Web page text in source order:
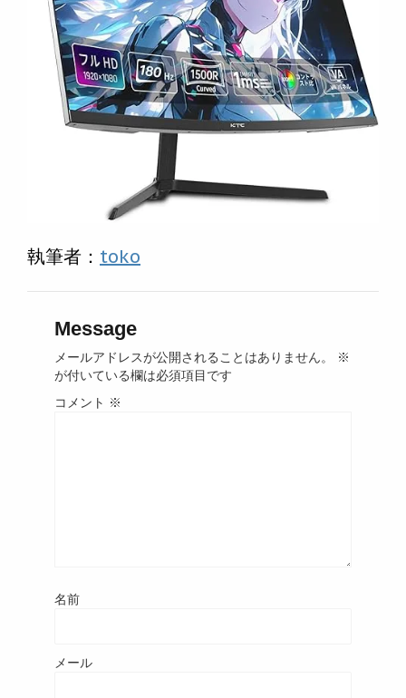
執筆者： toko
Message
メールアドレスが公開されることはありません。
※
が付いている欄は必須項目です
コメント ※
名前
メール